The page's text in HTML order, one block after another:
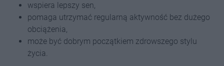
wspiera lepszy sen,
pomaga utrzymać regularną aktywność bez dużego
obciążenia,
może być dobrym początkiem zdrowszego stylu
życia.